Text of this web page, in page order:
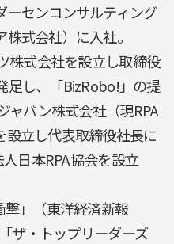
ーセンコンサルティング
式会社）に入社。
株式会社を設立し取締役
足し、「BizRobo!」の提
ャパン株式会社（現RPA
設立し代表取締役社長に
日本RPA協会を設立
撃」（東洋経済新報
ザ・トップリーダーズ